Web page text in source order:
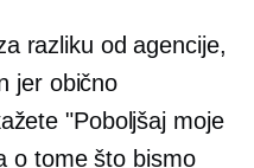
razliku od agencije,
jer obično
"Poboljšaj moje
o tome što bismo